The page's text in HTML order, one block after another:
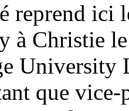
reprend ici
à Christie
University
que